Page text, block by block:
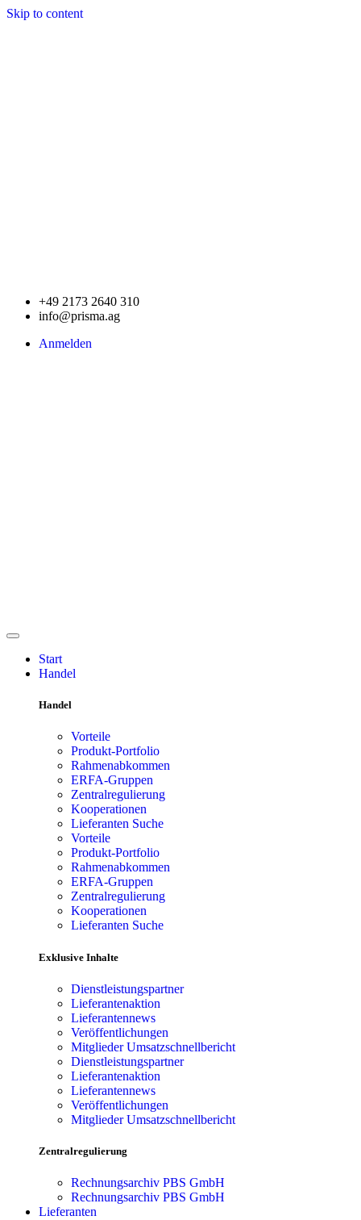
Skip to content
+49 2173 2640 310
info@prisma.ag
Anmelden
Start
Handel
Handel
Vorteile
Produkt-Portfolio
Rahmenabkommen
ERFA-Gruppen
Zentralregulierung
Kooperationen
Lieferanten Suche
Vorteile
Produkt-Portfolio
Rahmenabkommen
ERFA-Gruppen
Zentralregulierung
Kooperationen
Lieferanten Suche
Exklusive Inhalte
Dienstleistungspartner
Lieferantenaktion
Lieferantennews
Veröffentlichungen
Mitglieder Umsatzschnellbericht
Dienstleistungspartner
Lieferantenaktion
Lieferantennews
Veröffentlichungen
Mitglieder Umsatzschnellbericht
Zentralregulierung
Rechnungsarchiv PBS GmbH
Rechnungsarchiv PBS GmbH
Lieferanten